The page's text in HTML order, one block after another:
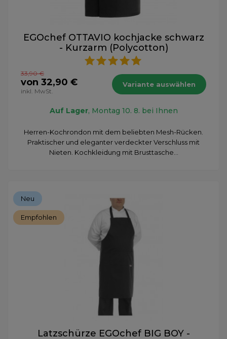
EGOchef OTTAVIO kochjacke schwarz
- Kurzarm (Polycotton)
33,90 €
von 32,90 €
inkl. MwSt.
Variante auswählen
Auf Lager, Montag 10. 8. bei Ihnen
Herren-Kochrondon mit dem beliebten Mesh-Rücken.
Praktischer und eleganter verdeckter Verschluss mit
Nieten. Kochkleidung mit Brusttasche...
Neu
Empfohlen
Latzschürze EGOchef BIG BOY -